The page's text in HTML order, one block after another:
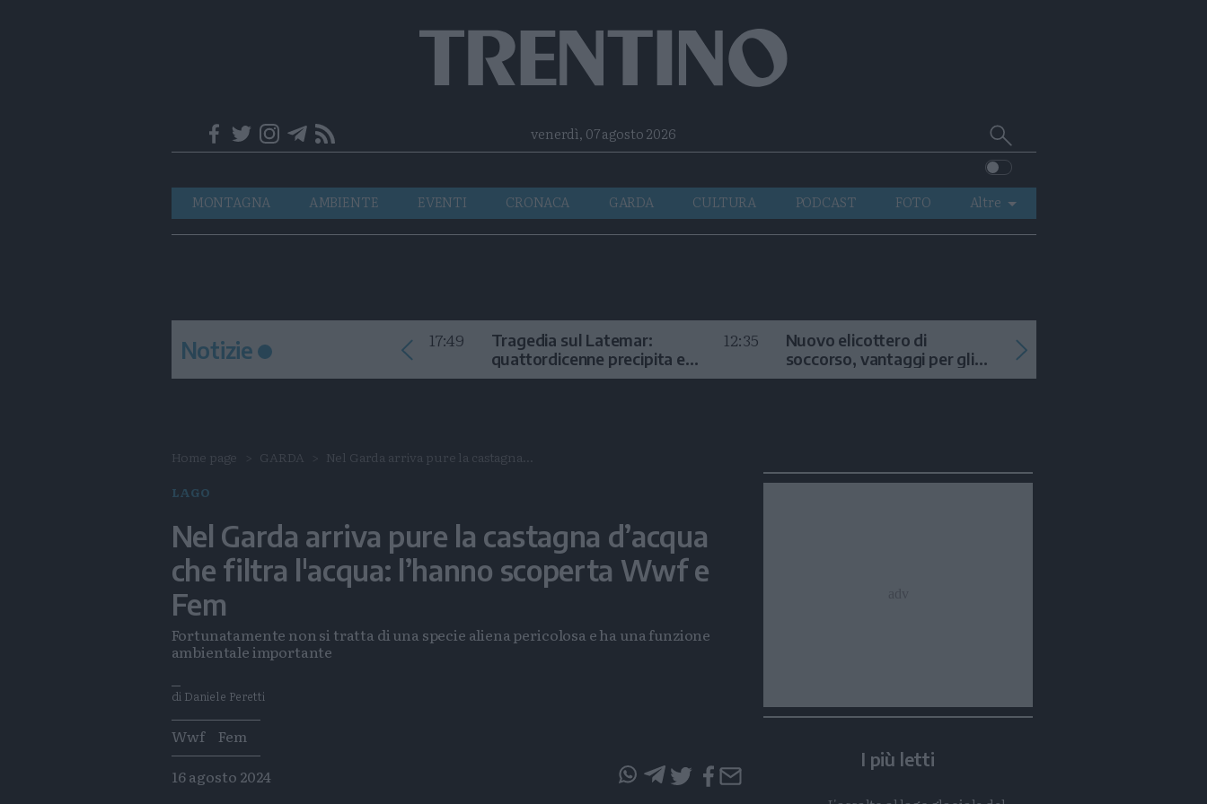
Telegram
RSSvenerdì, 07 agosto 2026 Cerca
su
Trentino
Navigazione
principale
MONTAGNA AMBIENTE EVENTI CRONACA GARDA CULTURA PODCAST FOTO
Altre
VIDEO
Notizie 17:49
Tragedia sul Latemar:
quattordicenne precipita e
muore
12:35
Nuovo elicottero di
soccorso, vantaggi per gli
interventi in alta quota
Home page GARDA Nel Garda arriva pure la castagna...
LAGO
Nel Garda arriva pure la castagna d’acqua
che filtra l'acqua: l’hanno scoperta Wwf e
Fem
Fortunatamente non si tratta di una specie aliena pericolosa e ha una funzione
ambientale importante
di Daniele Peretti
Tags
Wwf
Fem
16 agosto 2024
Condividi
Condividi
I più letti